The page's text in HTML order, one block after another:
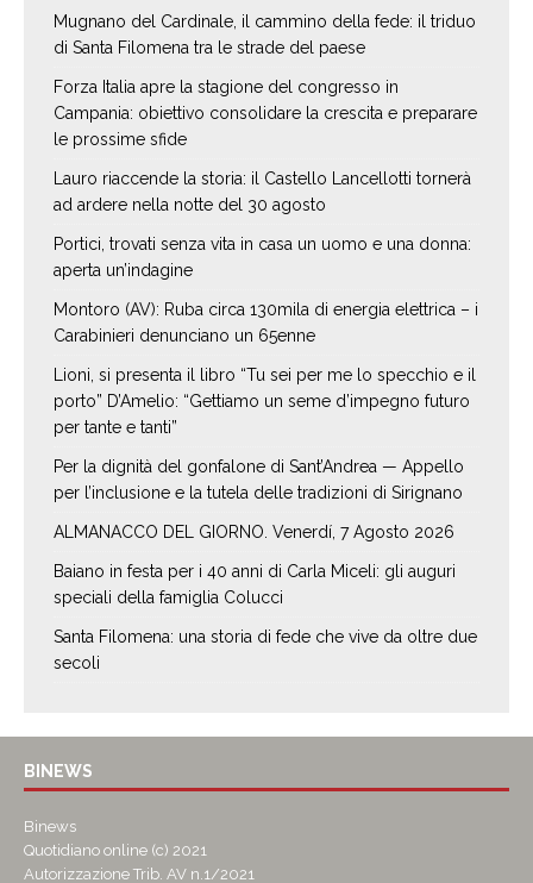
Mugnano del Cardinale, il cammino della fede: il triduo
di Santa Filomena tra le strade del paese
Forza Italia apre la stagione del congresso in
Campania: obiettivo consolidare la crescita e preparare
le prossime sfide
Lauro riaccende la storia: il Castello Lancellotti tornerà
ad ardere nella notte del 30 agosto
Portici, trovati senza vita in casa un uomo e una donna:
aperta un’indagine
Montoro (AV): Ruba circa 130mila di energia elettrica – i
Carabinieri denunciano un 65enne
Lioni, si presenta il libro “Tu sei per me lo specchio e il
porto” D’Amelio: “Gettiamo un seme d’impegno futuro
per tante e tanti”
Per la dignità del gonfalone di Sant’Andrea — Appello
per l’inclusione e la tutela delle tradizioni di Sirignano
ALMANACCO DEL GIORNO. Venerdí, 7 Agosto 2026
Baiano in festa per i 40 anni di Carla Miceli: gli auguri
speciali della famiglia Colucci
Santa Filomena: una storia di fede che vive da oltre due
secoli
BINEWS
Binews
Quotidiano online (c) 2021
Autorizzazione Trib. AV n.1/2021